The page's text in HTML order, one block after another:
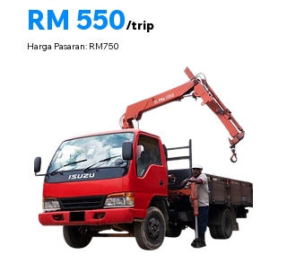
RM 550/trip
Harga Pasaran: RM750